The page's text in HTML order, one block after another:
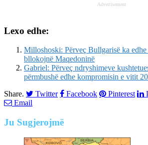
Advertisement
Lexo edhe:
Milloshoski: Përveç Bullgarisë ka edhe
bllokojnë Maqedoninë
Gabriel: Përveç ndryshimeve
përmbushë edhe kompromisin e vitit
Share.
Twitter Facebook Pinterest
Email
Ju Sugjerojmë